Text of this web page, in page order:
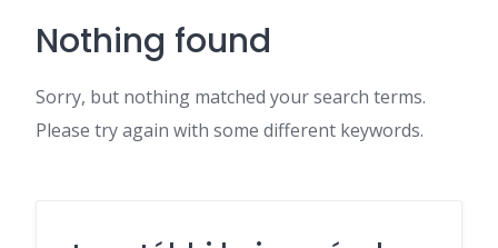
Nothing found
Sorry, but nothing matched your search terms.
Please try again with some different keywords.